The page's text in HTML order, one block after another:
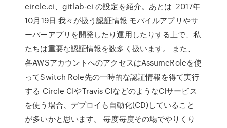
circle.ci、gitlab-ci の設定を紹介。あとは 2017年
10月19日 我々が扱う認証情報 モバイルアプリやサ
ーバーアプリを開発したり運用したりする上で、私
たちは重要な認証情報を数多く扱います。 また、
各AWSアカウントへのアクセスはAssumeRoleを使
ってSwitch Role先の一時的な認証情報を得て実行
する Circle CIやTravis CIなどのようなCIサービス
を使う場合、デプロイも自動化(CD)していること
が多いかと思います。 毎度毎度その場でやりくり